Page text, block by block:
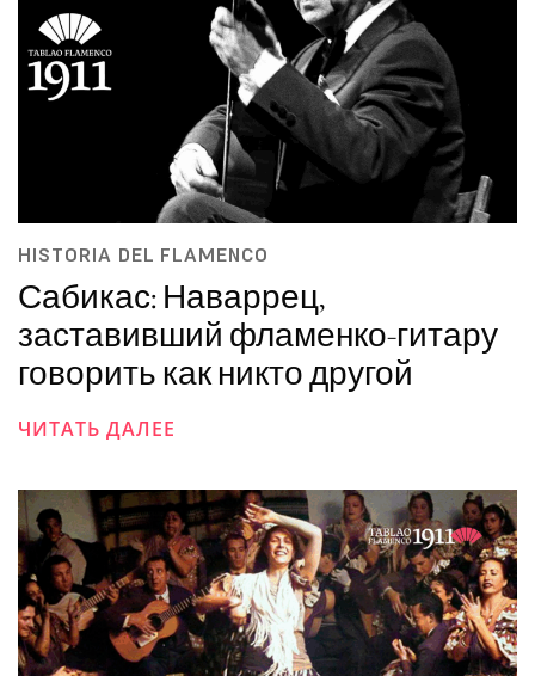
HISTORIA DEL FLAMENCO
Сабикас: Наваррец,
заставивший фламенко-гитару
говорить как никто другой
ЧИТАТЬ ДАЛЕЕ